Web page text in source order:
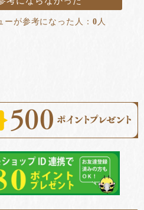
ーが参考になった人： 0 人